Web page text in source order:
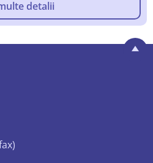
detalii